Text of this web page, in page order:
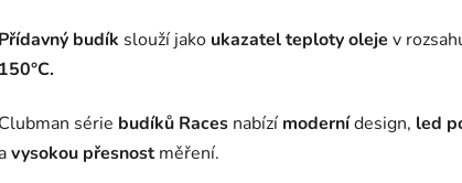
Přídavný budík slouží jako ukazatel teploty oleje v
150°C.
Clubman série budíků Races nabízí modernídesign, led
avysokou přesnostměření.